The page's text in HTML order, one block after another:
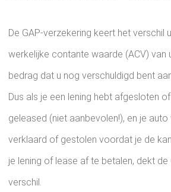
De GAP-verzekering keert het verschil
werkelijke contante waarde (ACV) van
bedrag dat u nog verschuldigd bent
Dus als je een lening hebt afgesloten
geleased (niet aanbevolen!), en je
verklaard of gestolen voordat je de
je lening of lease af te betalen, dekt de
verschil.